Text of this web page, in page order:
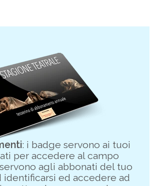
: i badge servono ai tuoi
per accedere al campo
agli abbonati del tuo
identificarsi ed accedere ad